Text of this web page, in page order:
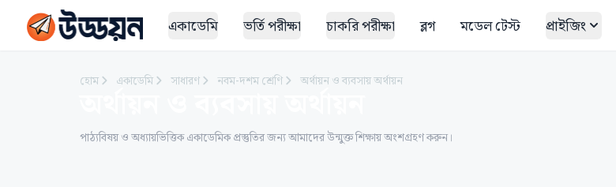
একাডেমি ভর্তি পরীক্ষা চাকরি পরীক্ষা ব্লগ মডেল টেস্ট প্রাইজিং
হোম একাডেমি সাধারণ নবম-দশম শ্রেণি অর্থায়ন ও ব্যবসায় অর্থায়ন
পাঠ্যবিষয় ও অধ্যায়ভিত্তিক একাডেমিক প্রস্তুতির জন্য আমাদের উন্মুক্ত শিক্ষায় অংশগ্রহণ করুন।